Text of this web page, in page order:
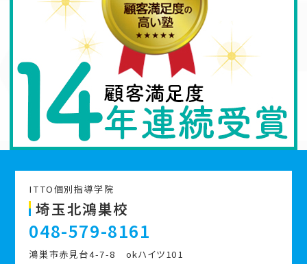
ITTO個別指導学院
埼玉北鴻巣校
048-579-8161
鴻巣市赤見台4-7-8 okハイツ101